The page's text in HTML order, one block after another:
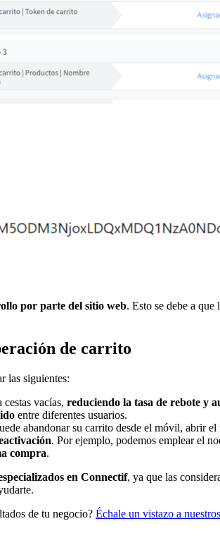
por parte del sitio web. Esto se debe a que
de carrito
las siguientes:
vacías, reduciendo la tasa de rebote y
entre diferentes usuarios.
abandonar su carrito desde el móvil, abrir
. Por ejemplo, podemos emplear el
compra.
en Connectif, ya que las
de tu negocio? Échale un vistazo a